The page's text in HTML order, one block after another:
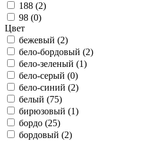
188 (2)
98 (0)
Цвет
бежевый (2)
бело-бордовый (2)
бело-зеленый (1)
бело-серый (0)
бело-синий (2)
белый (75)
бирюзовый (1)
бордо (25)
бордовый (2)